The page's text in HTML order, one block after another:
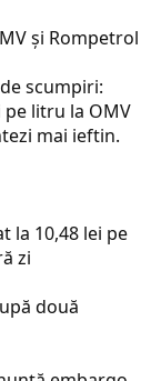
și Rompetrol
scumpiri:
litru la OMV
mai ieftin.
două